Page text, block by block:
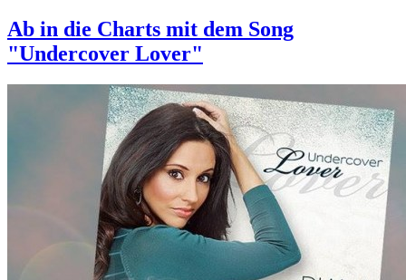
Ab in die Charts mit dem Song
"Undercover Lover"